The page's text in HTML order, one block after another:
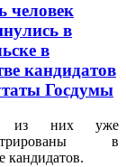
человек
в
в
кандидатов
Госдумы
из них уже
в
кандидатов.